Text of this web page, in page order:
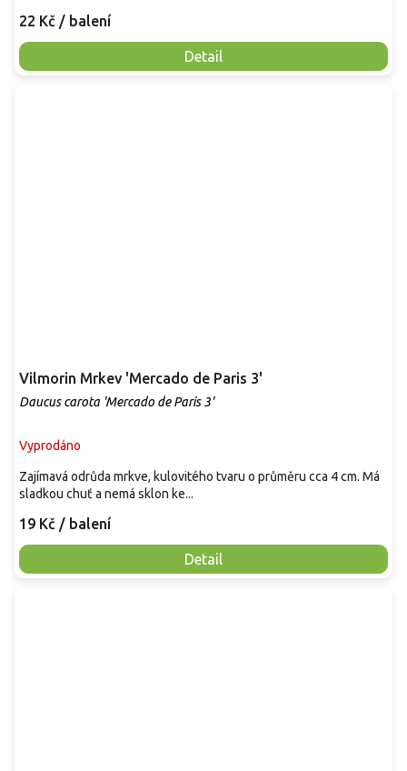
22 Kč / balení
Detail
Vilmorin Mrkev 'Mercado de Paris 3'
Daucus carota 'Mercado de Paris 3'
Vyprodáno
19 Kč / balení
Detail
Zajímavá odrůda mrkve, kulovitého tvaru o průměru cca 4 cm. Má
sladkou chuť a nemá sklon ke...